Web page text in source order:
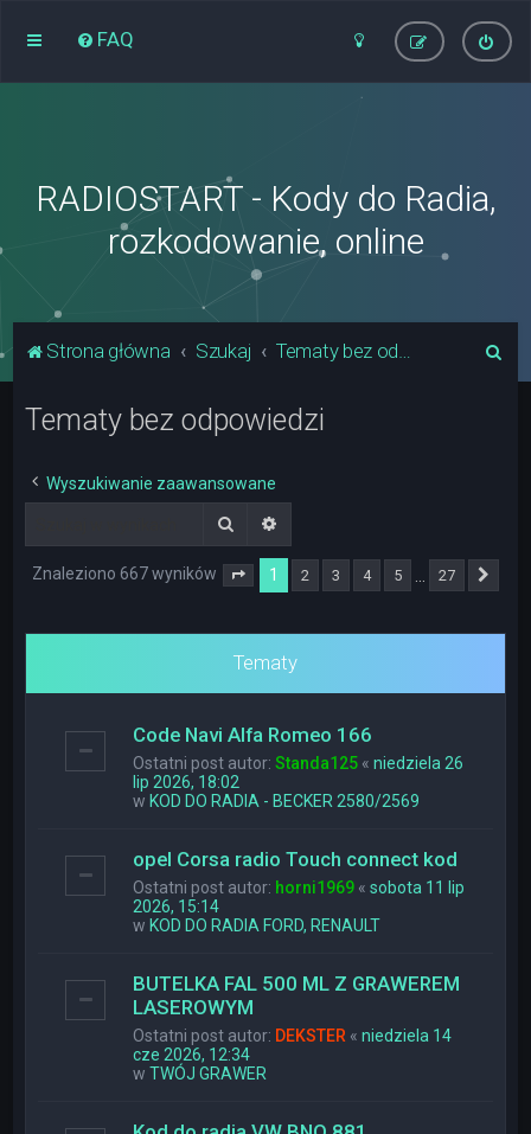
FAQ
RADIOSTART - Kody do Radia,
rozkodowanie, online
Strona główna Szukaj Tematy bez odpowiedzi
Tematy bez odpowiedzi
Wyszukiwanie zaawansowane
Szukaj
Znaleziono 667 wyników Strona 1z 27
1 2 3 4 5 27
Tematy
Code Navi Alfa Romeo 166
Ostatni post autor:Standa125 «niedziela 26
lip 2026, 18:02
w KOD DO RADIA - BECKER 2580/2569
opel Corsa radio Touch connect kod
Ostatni post autor: horni1969 «sobota 11 lip
2026, 15:14
w KOD DO RADIA FORD, RENAULT
BUTELKA FAL 500 ML Z GRAWEREM
LASEROWYM
Ostatni post autor: DEKSTER «niedziela 14
cze 2026, 12:34
wTWÓJ GRAWER